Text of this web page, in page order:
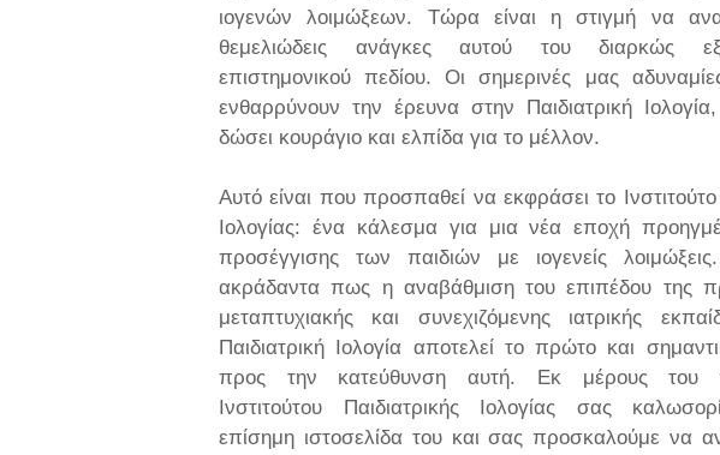
ιογενών λοιμώξεων. Τώρα είναι η στιγμή να
θεμελιώδεις ανάγκες αυτού του διαρκώς
επιστημονικού πεδίου. Οι σημερινές μας
ενθαρρύνουν την έρευνα στην Παιδιατρική
δώσει κουράγιο και ελπίδα για το μέλλον.
Αυτό είναι που προσπαθεί να εκφράσει το Ινστιτούτο
Ιολογίας: ένα κάλεσμα για μια νέα εποχή
προσέγγισης των παιδιών με ιογενείς
ακράδαντα πως η αναβάθμιση του επιπέδου της
μεταπτυχιακής και συνεχιζόμενης ιατρικής
Παιδιατρική Ιολογία αποτελεί το πρώτο και
προς την κατεύθυνση αυτή. Εκ μέρους του
Ινστιτούτου Παιδιατρικής Ιολογίας σας
επίσημη ιστοσελίδα του και σας προσκαλούμε να